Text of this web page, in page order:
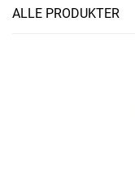
ALLE PRODUKTER